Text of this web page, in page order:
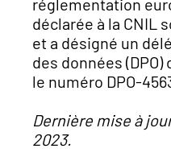
réglementation
déclarée à la CNIL
et a désigné un
des données (DPO)
le numéro DPO-
Dernière mise à
2023.